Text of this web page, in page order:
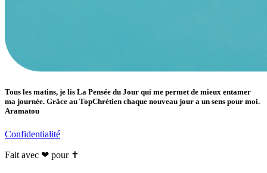
Tous les matins, je lis La Pensée du Jour qui me permet de mieux entamer
ma journée. Grâce au TopChrétien chaque nouveau jour a un sens pour moi.
Aramatou
Confidentialité
Fait avec ❤ pour ✝️️